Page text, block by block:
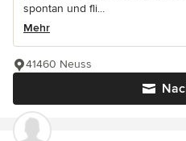
spontan und fli...
Mehr
41460 Neuss